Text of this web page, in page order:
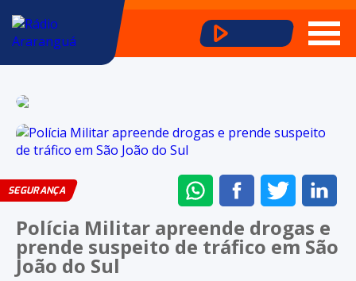
SEGURANÇA
ENVIAR
NO
WHATSAPP
COMPARTILHAR
NO
FACEBOOK
NO
TWITTER
Polícia Militar apreende drogas e
prende suspeito de tráfico em São
João do Sul